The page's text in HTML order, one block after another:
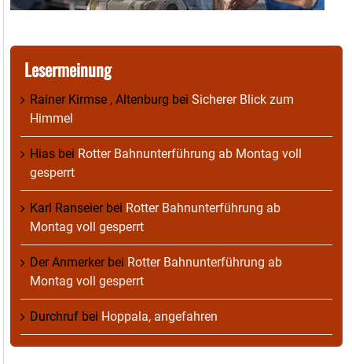
Lesermeinung
Rainer Kirmse , Altenburg bei Sicherer Blick zum
Himmel
Hias bei Rotter Bahnunterführung ab Montag voll
gesperrt
Karl Ranseierbei Rotter Bahnunterführung ab
Montag voll gesperrt
Der Anmerkerbei Rotter Bahnunterführung ab
Montag voll gesperrt
Durchruf bei Hoppala, angefahren